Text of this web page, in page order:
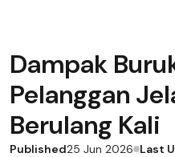
Dampak
Pelanggan
Berulang Kali
Published25 Jun 2026 Last